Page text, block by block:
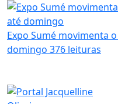
Expo Sumé movimenta
domingo 376 leituras